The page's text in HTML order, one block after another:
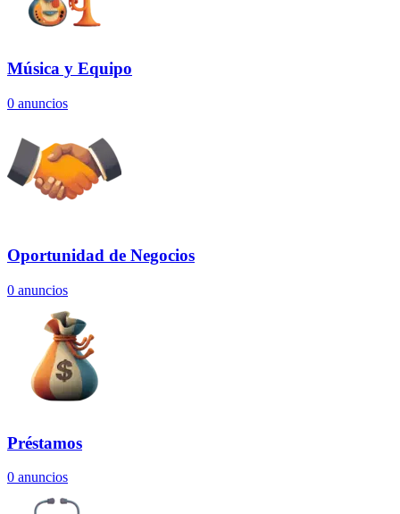
Música y Equipo
0 anuncios
Oportunidad de Negocios
0 anuncios
Préstamos
0 anuncios